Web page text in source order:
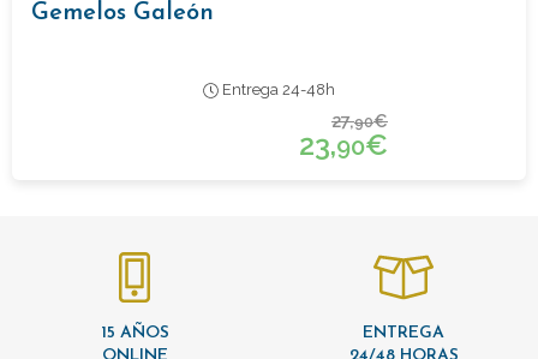
Gemelos Galeón
Entrega 24-48h
27,90€
23,90€
15 AÑOS
ENTREGA